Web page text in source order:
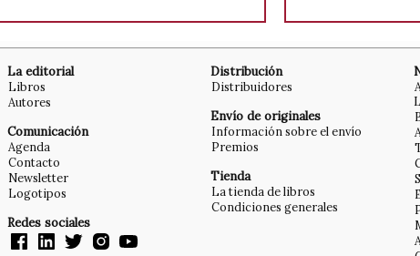
La editorial
Libros
Autores
Comunicación
Agenda
Contacto
Newsletter
Logotipos
Redes sociales
Distribución
Distribuidores
Envío de originales
Información sobre el envío
Premios
Tienda
La tienda de libros
Condiciones generales